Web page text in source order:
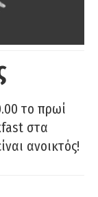
το πρωί
στα
ανοικτός!